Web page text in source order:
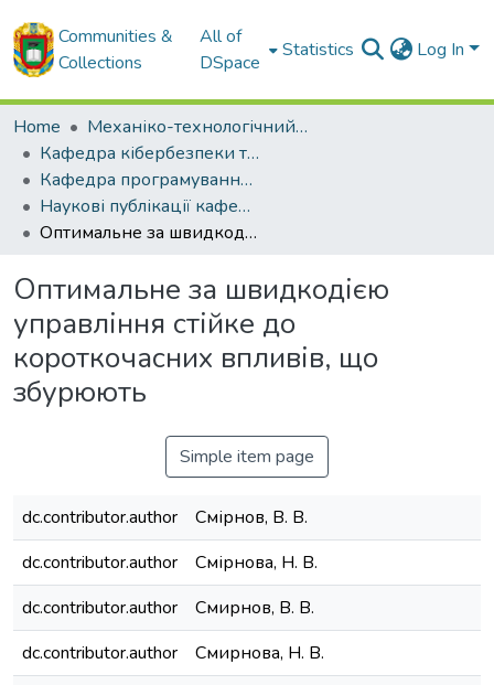
Communities &
Collections
All of
DSpace
Statistics Log In
Home
Механіко-технологічний факультет
Кафедра кібербезпеки та програмного забезпечення
Кафедра програмування комп'ютерних систем і мереж (до 2021 року)
Наукові публікації кафедри ПКСМ
Оптимальне за швидкодією управління стійке до короткочасних впливів, що збурюють
Оптимальне за швидкодією
управління стійке до
короткочасних впливів, що
збурюють
Simple item page
dc.contributor.author
Смірнов, В. В.
dc.contributor.author
Смірнова, Н. В.
dc.contributor.author
Смирнов, В. В.
dc.contributor.author
Смирнова, Н. В.